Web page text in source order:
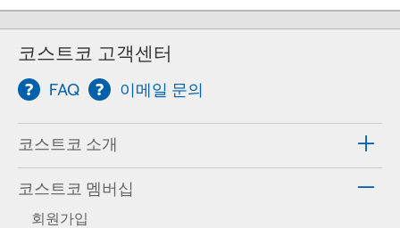
코스트코 고객센터
FAQ 이메일 문의
코스트코 소개
코스트코 멤버십
회원가입